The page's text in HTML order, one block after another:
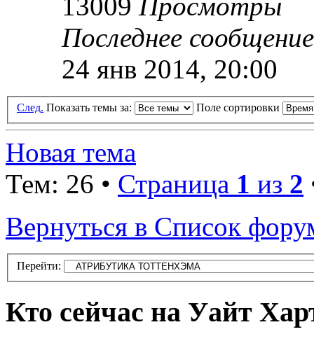
Последнее
24 янв 2014, 20:00
След. Показать темы за: Поле сортировки
Новая тема
Тем: 26 • Страница 1 из 2
Вернуться в Список
Перейти:
Кто сейчас на Уайт